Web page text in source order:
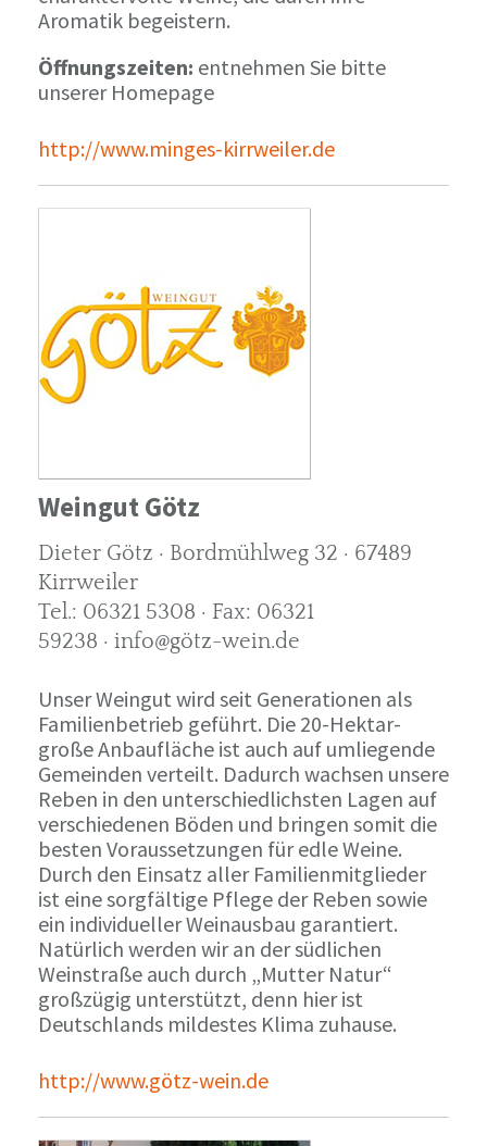
Aromatik begeistern.
Öffnungszeiten: entnehmen Sie bitte
unserer Homepage
http://www.minges-kirrweiler.de
Weingut Götz
Dieter Götz · Bordmühlweg 32 · 67489
Kirrweiler
Tel.: 06321 5308 · Fax: 06321
59238 · info@götz-wein.de
Unser Weingut wird seit Generationen als
Familienbetrieb geführt. Die 20-Hektar-
große Anbaufläche ist auch auf umliegende
Gemeinden verteilt. Dadurch wachsen unsere
Reben in den unterschiedlichsten Lagen auf
verschiedenen Böden und bringen somit die
besten Voraussetzungen für edle Weine.
Durch den Einsatz aller Familienmitglieder
ist eine sorgfältige Pflege der Reben sowie
ein individueller Weinausbau garantiert.
Natürlich werden wir an der südlichen
Weinstraße auch durch „Mutter Natur“
großzügig unterstützt, denn hier ist
Deutschlands mildestes Klima zuhause.
http://www.götz-wein.de